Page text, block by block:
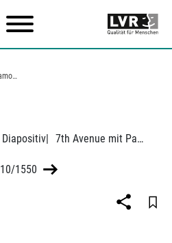
7th Avenue mit Paramount Gebäude in New…
Diapositiv| 7th Avenue mit Paramount Gebäude in New York
10/1550